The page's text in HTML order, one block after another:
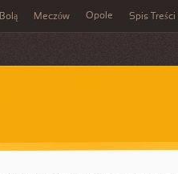
Bolą Meczów Opole Spis Treści